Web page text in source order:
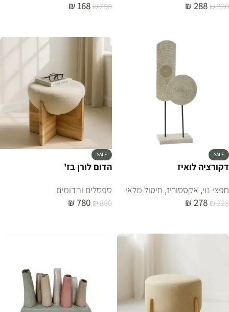
₪328
₪288
₪258
₪ 168
SALE
דקורציה לואיז
חפצי נוי, אקססוריז, חיסול מלאי
₪328
₪278
SALE
הדום לורן בז'
ספסלים והדומים
₪880
₪780